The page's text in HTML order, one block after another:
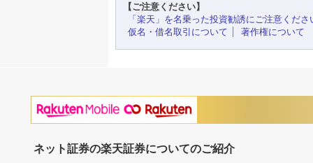
【ご注意ください】
「楽天」を名乗った投資勧誘にご注意くださ
仮名・借名取引について
著作権について
ネット証券の楽天証券についてのご紹介